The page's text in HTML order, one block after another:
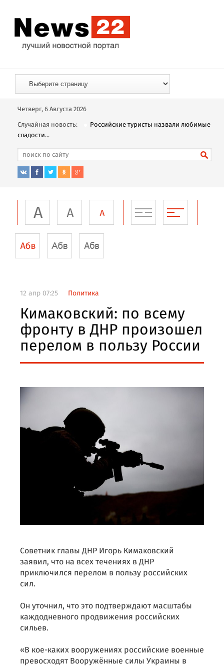
Четверг, 6 Августа 2026
Случайная новость:
Российские туристы назвали любимые
сладости...
12 апр 07:25 Политика
Кимаковский: по всему
фронту в ДНР произошел
перелом в пользу России
Советник главы ДНР Игорь Кимаковский
заявил, что на всех течениях в ДНР
приключился перелом в пользу российских
сил.
Он уточнил, что это подтверждают масштабы
каждодневного продвижения российских
сильев.
«В кое-каких вооружениях российские военные
превосходят Вооружённые силы Украины в